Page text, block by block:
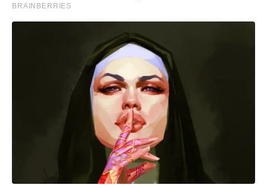
BRAINBERRIES